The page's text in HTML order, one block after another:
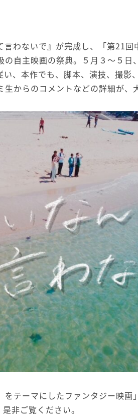
わないで』が完成し、「第21回
自主映画の祭典。５月３～５
、本作でも、脚本、演技、撮影
からのコメントなどの詳細が、
をテーマにしたファンタジー映
非ご覧ください。